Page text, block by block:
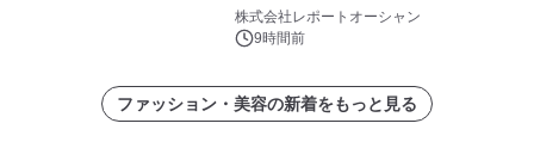
を牽引
株式会社レポートオーシャン
9時間前
ファッション・美容の新着をもっと見る